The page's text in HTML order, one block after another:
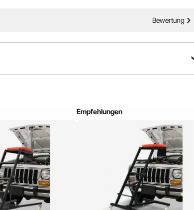
Fahrzeuge wie Jeeps, Lastwagen und Pickups
des Körpers während der Wartung.
Bewertung
Empfehlungen